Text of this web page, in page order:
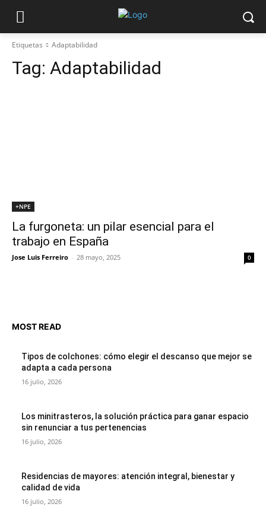
Etiquetas Adaptabilidad
Tag: Adaptabilidad
+NPE
La furgoneta: un pilar esencial para el
trabajo en España
Jose Luis Ferreiro - 28 mayo, 2025 0
MOST READ
Tipos de colchones: cómo elegir el descanso que mejor se
adapta a cada persona
16 julio, 2026
Los minitrasteros, la solución práctica para ganar espacio
sin renunciar a tus pertenencias
16 julio, 2026
Residencias de mayores: atención integral, bienestar y
calidad de vida
16 julio, 2026